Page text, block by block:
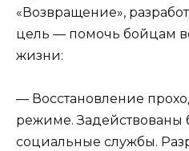
«Возвращение»,
цель — помочь бойцам
жизни:
— Восстановление
режиме. Задействованы
социальные службы.